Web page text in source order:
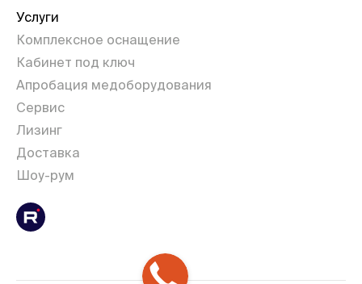
Услуги
Комплексное оснащение
Кабинет под ключ
Апробация медоборудования
Сервис
Лизинг
Доставка
Шоу-рум